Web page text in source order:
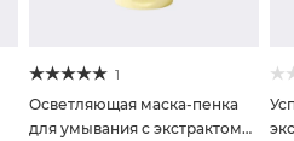
1
Осветляющая маска-пенка
для умывания с экстрактом